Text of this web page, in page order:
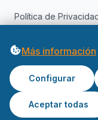
Política de
© 2026
Más información
Configurar
Aceptar todas